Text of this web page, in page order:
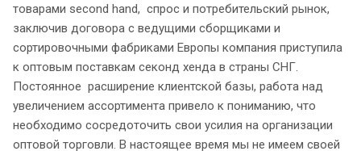
товарами second hand, спрос и потребительский рынок,
заключив договора с ведущими сборщиками и
сортировочными фабриками Европы компания приступила
к оптовым поставкам секонд хенда в страны СНГ.
Постоянное расширение клиентской базы, работа над
увеличением ассортимента привело к пониманию, что
необходимо сосредоточить свои усилия на организации
оптовой торговли. В настоящее время мы не имеем своей